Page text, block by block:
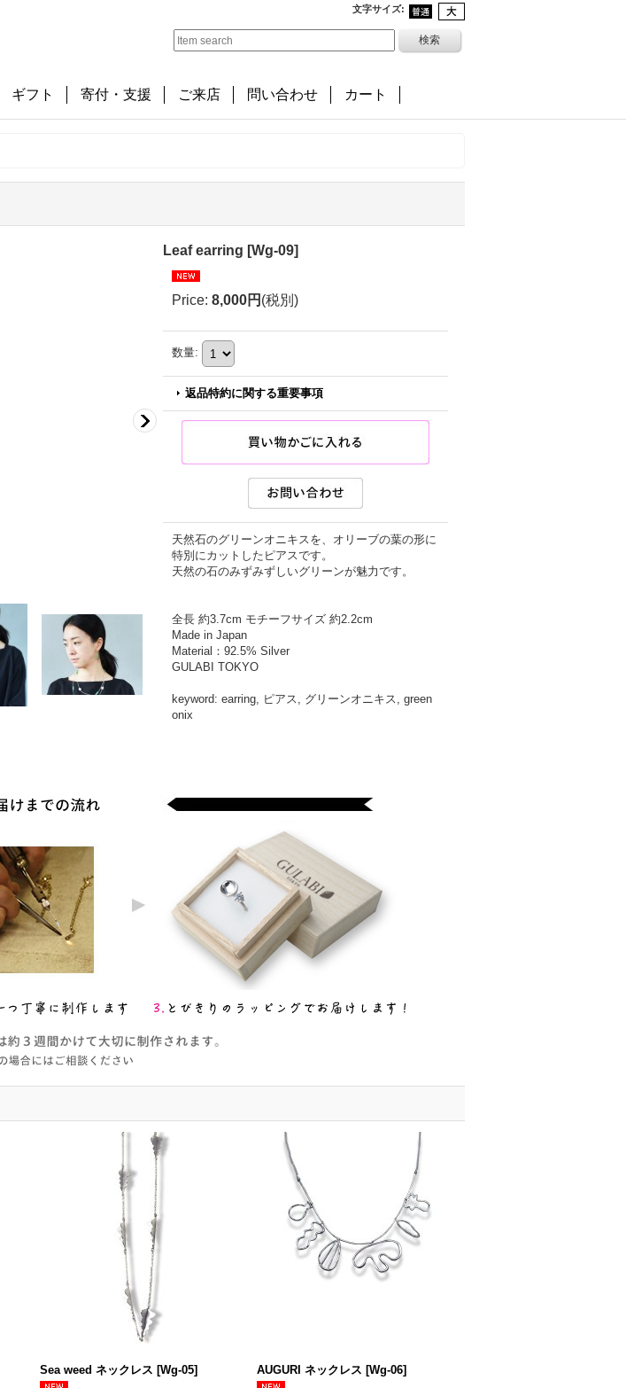
文字サイズ:
ギフト 寄付・支援 ご来店 問い合わせ カート
Leaf earring [Wg-09]
Price: 8,000円 (税別)
数量:
返品特約に関する重要事項
天然石のグリーンオニキスを、オリーブの葉の形に
特別にカットしたピアスです。
天然の石のみずみずしいグリーンが魅力です。
全長 約3.7cm モチーフサイズ 約2.2cm
Made in Japan
Material：92.5% Silver
GULABI TOKYO
keyword: earring, ピアス, グリーンオニキス, green
onix
Sea weed ネックレス [Wg-05] AUGURI ネックレス [Wg-06]